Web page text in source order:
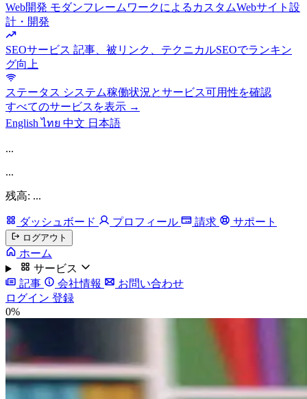
Web開発 モダンフレームワークによるカスタムWebサイト設
計・開発
SEOサービス 記事、被リンク、テクニカルSEOでランキン
グ向上
ステータス システム稼働状況とサービス可用性を確認
すべてのサービスを表示 →
Englishไทย 中文 日本語
...
...
残高: ...
ダッシュボード プロフィール 請求 サポート
ログアウト
ホーム
サービス
記事
会社情報
お問い合わせ
ログイン 登録
0%